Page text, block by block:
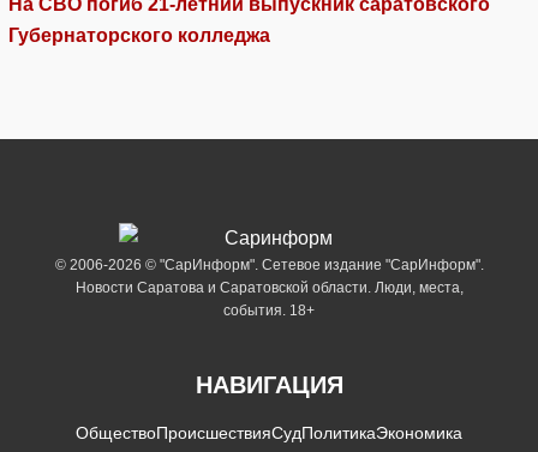
Губернаторского колледжа
© 2006-2026 © "СарИнформ". Сетевое издание "СарИнформ".
Новости Саратова и Саратовской области. Люди, места,
события. 18+
НАВИГАЦИЯ
ОбществоПроисшествияСудПолитикаЭкономика